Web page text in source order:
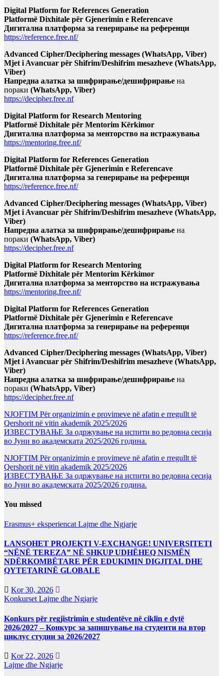
Digital Platform for References Generation
Platformë Dixhitale për Gjenerimin e Referencave
Дигитална платформа за генерирање на референци
https://reference.free.nf/
Advanced Cipher/Deciphering messages (WhatsApp, Viber)
Mjet i Avancuar për Shifrim/Deshifrim mesazheve (WhatsApp,
Viber)
Напредна алатка за шифрирање/дешифрирање на
пораки (WhatsApp, Viber)
https://decipher.free.nf
Digital Platform for Research Mentoring
Platformë Dixhitale për Mentorim Kërkimor
Дигитална платформа за менторство на истражувања
https://mentoring.free.nf/
Digital Platform for References Generation
Platformë Dixhitale për Gjenerimin e Referencave
Дигитална платформа за генерирање на референци
https://reference.free.nf/
Advanced Cipher/Deciphering messages (WhatsApp, Viber)
Mjet i Avancuar për Shifrim/Deshifrim mesazheve (WhatsApp,
Viber)
Напредна алатка за шифрирање/дешифрирање на
пораки (WhatsApp, Viber)
https://decipher.free.nf
Digital Platform for Research Mentoring
Platformë Dixhitale për Mentorim Kërkimor
Дигитална платформа за менторство на истражувања
https://mentoring.free.nf/
Digital Platform for References Generation
Platformë Dixhitale për Gjenerimin e Referencave
Дигитална платформа за генерирање на референци
https://reference.free.nf/
Advanced Cipher/Deciphering messages (WhatsApp, Viber)
Mjet i Avancuar për Shifrim/Deshifrim mesazheve (WhatsApp,
Viber)
Напредна алатка за шифрирање/дешифрирање на
пораки (WhatsApp, Viber)
https://decipher.free.nf
NJOFTIM Për organizimin e provimeve në afatin e rregullt të
Qershorit në vitin akademik 2025/2026
ИЗВЕСТУВАЊЕ За одржување на испити во редовна сесија
во Јуни во академската 2025/2026 година.
NJOFTIM Për organizimin e provimeve në afatin e rregullt të
Qershorit në vitin akademik 2025/2026
ИЗВЕСТУВАЊЕ За одржување на испити во редовна сесија
во Јуни во академската 2025/2026 година.
You missed
Erasmus+ eksperiencat Lajme dhe Ngjarje
LANSOHET PROJEKTI V-EXCHANGE! UNIVERSITETI
“NËNË TEREZA” NË SHKUP UDHËHEQ NISMËN
NDËRKOMBËTARE PËR EDUKIMIN DIGJITAL DHE
QYTETARINË GLOBALE
Kor 30, 2026
Konkurset Lajme dhe Ngjarje
Konkurs për regjistrimin e studentëve në ciklin e dytë
2026/2027 – Конкурс за запишување на студенти на втор
циклус студии за 2026/2027
Kor 22, 2026
Lajme dhe Ngjarje